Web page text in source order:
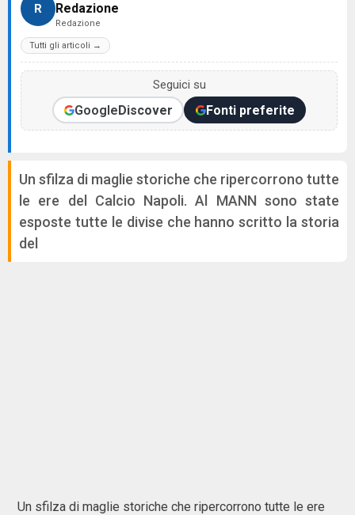
R Redazione
Redazione
Tutti gli articoli →
Seguici su
GoogleDiscover Fonti preferite
Un sfilza di maglie storiche che ripercorrono tutte
le ere del Calcio Napoli. Al MANN sono state
esposte tutte le divise che hanno scritto la storia
del
Un sfilza di maglie storiche che ripercorrono tutte le ere